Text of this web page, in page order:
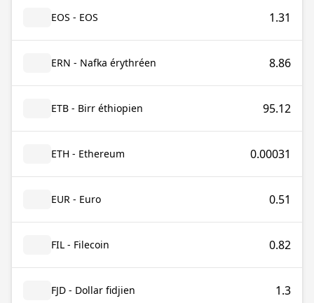
EOS - EOS 1.31
ERN - Nafka érythréen 8.86
ETB - Birr éthiopien 95.12
ETH - Ethereum 0.00031
EUR - Euro 0.51
FIL - Filecoin 0.82
FJD - Dollar fidjien 1.3